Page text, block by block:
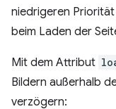
niedrigeren
beim Laden der
Mit dem Attribut
Bildern außerhalb
verzögern: